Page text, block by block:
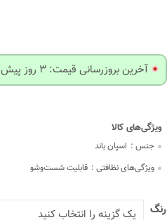
آخرین بروزرسانی قیمت: 3 روز پیش
جنس : اسپان باند
ویژگی‌های نظافتی : قابلیت شست‌وشو
رنگ